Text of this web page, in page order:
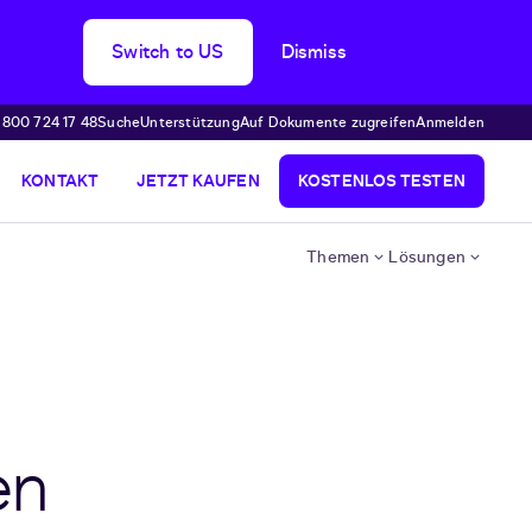
Switch to US Dismiss
724 17 48SucheUnterstützungAuf Dokumente zugreifenAnmelden
KONTAKT JETZT KAUFEN KOSTENLOS TESTEN
Themen Lösungen